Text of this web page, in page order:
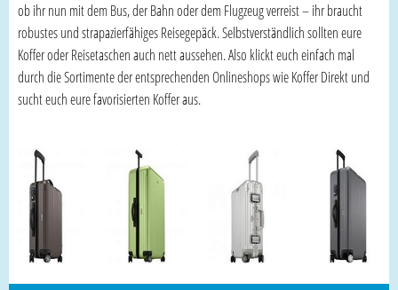
ob ihr nun mit dem Bus, der Bahn oder dem Flugzeug verreist – ihr braucht
robustes und strapazierfähiges Reisegepäck. Selbstverständlich sollten eure
Koffer oder Reisetaschen auch nett aussehen. Also klickt euch einfach mal
durch die Sortimente der entsprechenden Onlineshops wie Koffer Direkt und
sucht euch eure favorisierten Koffer aus.